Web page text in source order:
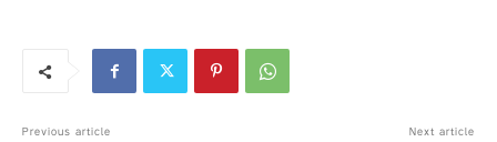
Previous article Next article